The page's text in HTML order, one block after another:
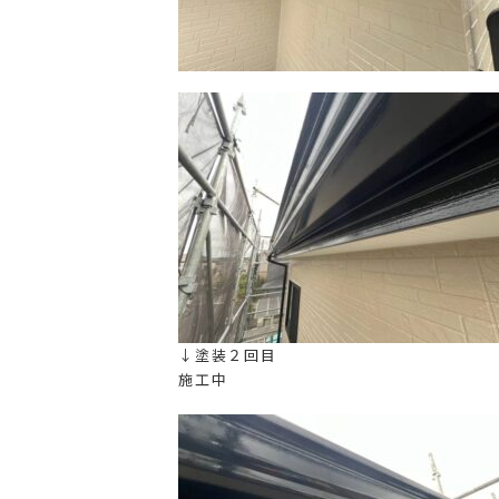
↓塗装２回目
施工中